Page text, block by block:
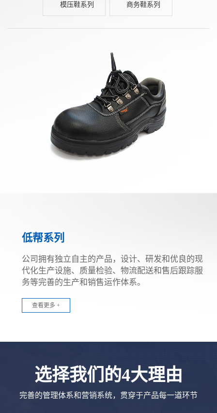
模压鞋系列 商务鞋系列
低帮系列
公司拥有独立自主的产品，设计、研发和优良的现
代化生产设施、质量检验、物流配送和售后跟踪服
务等完善的生产和销售运作体系。
查看更多 +
选择我们的4大理由
完善的管理体系和营销系统，贯穿于产品每一道环节